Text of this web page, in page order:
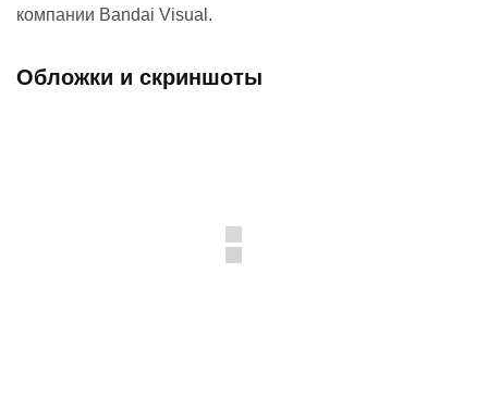
компании Bandai Visual.
Обложки и скриншоты